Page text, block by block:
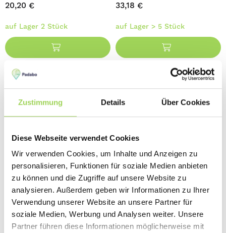
Zustimmung Details Über Cookies
Diese Webseite verwendet Cookies
Wir verwenden Cookies, um Inhalte und Anzeigen zu
personalisieren, Funktionen für soziale Medien anbieten
zu können und die Zugriffe auf unsere Website zu
analysieren. Außerdem geben wir Informationen zu Ihrer
Verwendung unserer Website an unsere Partner für
soziale Medien, Werbung und Analysen weiter. Unsere
Partner führen diese Informationen möglicherweise mit
20,20 €
auf Lager 2 Stück
33,18 €
auf Lager > 5 Stück
Reich UniQuick Hebel-
Entwässerungsventil mit zwei
Zuläufen
Reich UniQuick Hebel-
Ablassventil mit einfachem
Zulauf